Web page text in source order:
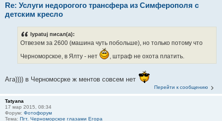
Re: Услуги недорогого трансфера из Симферополя с
детским кресло
lypatuj писал(а):
Отвезем за 2600 (машина чуть побольше), но только потому что
Черноморское, в Ялту - нет
, штраф не охота платить.
Ага)))) в Черномосрке ж ментов совсем нет
Перейти к сообщению
Tatyana
17 мар 2015, 08:34
Форум: Фотофорум
Тема: Пгт. Черноморское глазами Егора